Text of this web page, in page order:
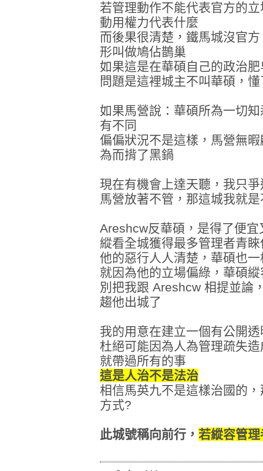
若管理動作不能代表官方的
動用權力代表什麼
而後果很清楚，鐵馬城沒官
形叫做鳩佔鵲巢
如果這是在華碩自己的政治
問題是這裡城主不叫華碩，
如果馬營說：華碩所為一切
有不同
偏偏狀況不是這樣，馬營無
為而揹了黑鍋
現在有機會上達天聽，我只
馬營放著不管，那這城我就
Areshcw反華碩，是得了便宜
縱看全城獲得最多管理者青
他的惡行人人清楚，華碩也
就因為他的立場偏綠，華碩
別把我跟 Areshcw 相提並論
趨他出城了
我的用意在建立一個有公開
杜絕可能因為人為管理疏失
就帶過所有的事
這是人治不是法治
相信馬英九不是這樣治國的
方式?
此城號稱向前行， 若縱容管